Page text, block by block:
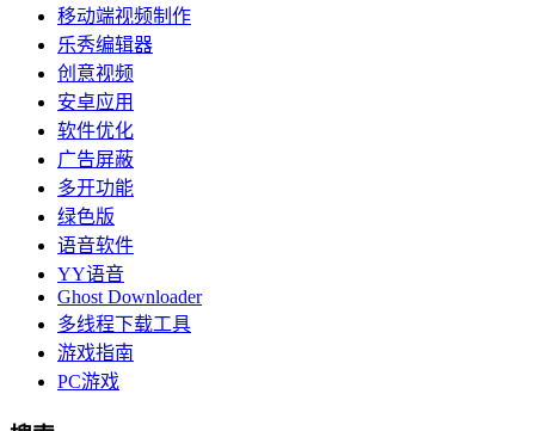
移动端视频制作
乐秀编辑器
创意视频
安卓应用
软件优化
广告屏蔽
多开功能
绿色版
语音软件
YY语音
Ghost Downloader
多线程下载工具
游戏指南
PC游戏